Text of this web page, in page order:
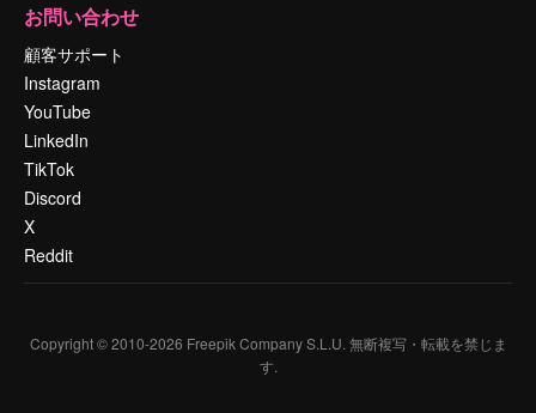
お問い合わせ
顧客サポート
Instagram
YouTube
LinkedIn
TikTok
Discord
X
Reddit
Copyright © 2010-2026 Freepik Company S.L.U. 無断複写・転載を禁じま
す.